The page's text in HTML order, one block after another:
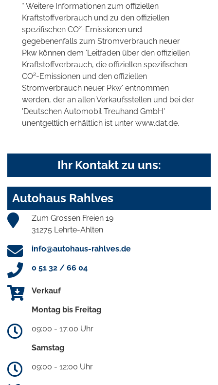
* Weitere Informationen zum offiziellen
Kraftstoffverbrauch und zu den offiziellen
spezifischen CO2-Emissionen und
gegebenenfalls zum Stromverbrauch neuer
Pkw können dem 'Leitfaden über den offiziellen
Kraftstoffverbrauch, die offiziellen spezifischen
CO2-Emissionen und den offiziellen
Stromverbrauch neuer Pkw' entnommen
werden, der an allen Verkaufsstellen und bei der
'Deutschen Automobil Treuhand GmbH'
unentgeltlich erhältlich ist unter www.dat.de.
Ihr Kontakt zu uns:
Autohaus Rahlves
Zum Grossen Freien 19
31275 Lehrte-Ahlten
info@autohaus-rahlves.de
0 51 32 / 66 04
Verkauf
Montag bis Freitag
09:00 - 17:00 Uhr
Samstag
09:00 - 12:00 Uhr